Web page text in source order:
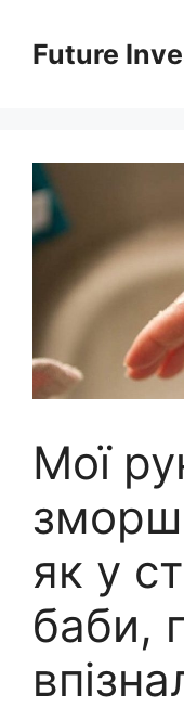
вмістуFuture
Мої
як у
баби,